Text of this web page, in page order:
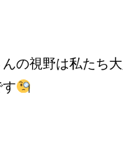
の視野は私たち